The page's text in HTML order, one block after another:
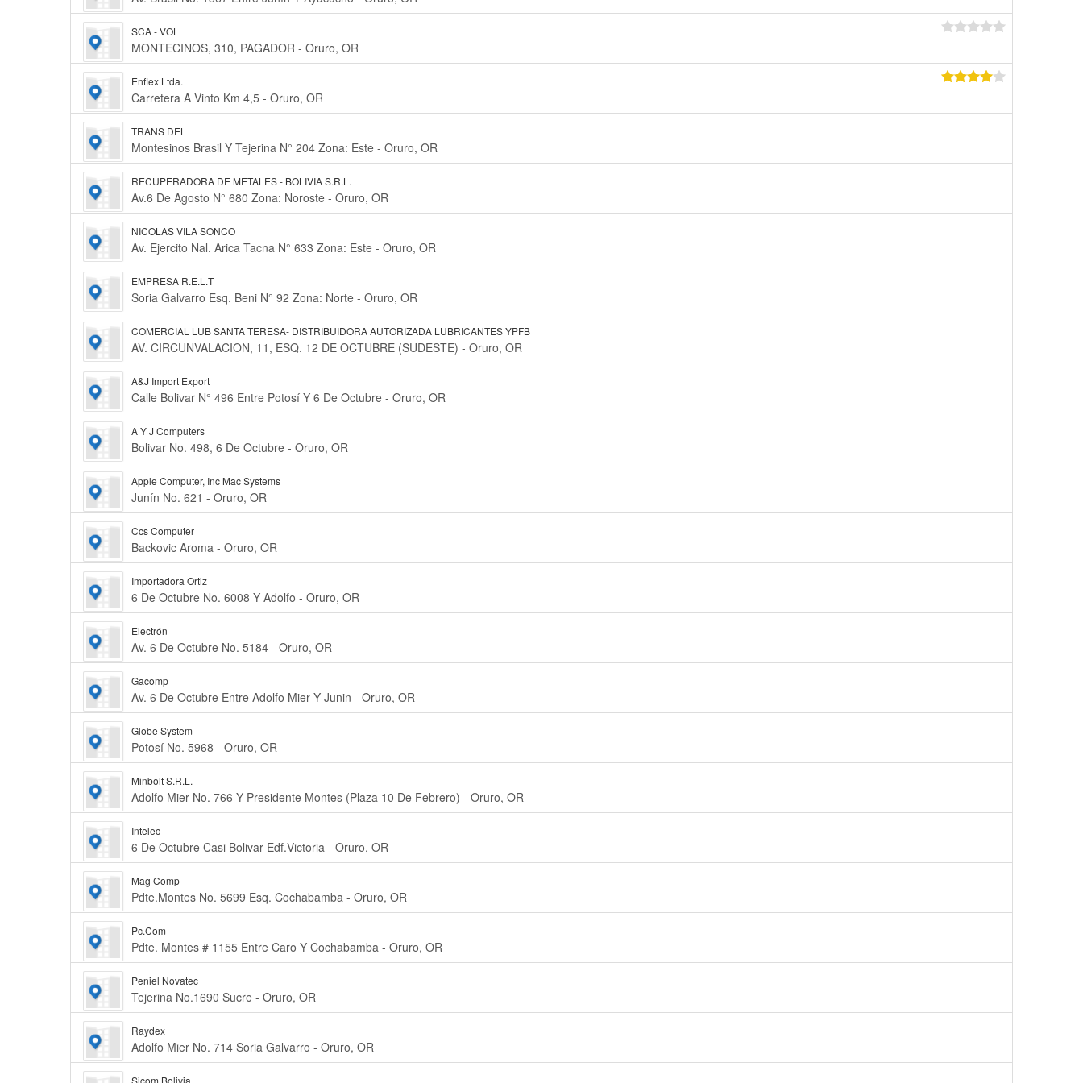
SCA - VOL
MONTECINOS, 310, PAGADOR - Oruro, OR
Enflex Ltda.
Carretera A Vinto Km 4,5 - Oruro, OR
TRANS DEL
Montesinos Brasil Y Tejerina N° 204 Zona: Este - Oruro, OR
RECUPERADORA DE METALES - BOLIVIA S.R.L.
Av.6 De Agosto N° 680 Zona: Noroste - Oruro, OR
NICOLAS VILA SONCO
Av. Ejercito Nal. Arica Tacna N° 633 Zona: Este - Oruro, OR
EMPRESA R.E.L.T
Soria Galvarro Esq. Beni N° 92 Zona: Norte - Oruro, OR
COMERCIAL LUB SANTA TERESA- DISTRIBUIDORA AUTORIZADA LUBRICANTES YPFB
AV. CIRCUNVALACION, 11, ESQ. 12 DE OCTUBRE (SUDESTE) - Oruro, OR
A&J Import Export
Calle Bolivar N° 496 Entre Potosí Y 6 De Octubre - Oruro, OR
A Y J Computers
Bolivar No. 498, 6 De Octubre - Oruro, OR
Apple Computer, Inc Mac Systems
Junín No. 621 - Oruro, OR
Ccs Computer
Backovic Aroma - Oruro, OR
Importadora Ortiz
6 De Octubre No. 6008 Y Adolfo - Oruro, OR
Electrón
Av. 6 De Octubre No. 5184 - Oruro, OR
Gacomp
Av. 6 De Octubre Entre Adolfo Mier Y Junin - Oruro, OR
Globe System
Potosí No. 5968 - Oruro, OR
Minbolt S.R.L.
Adolfo Mier No. 766 Y Presidente Montes (Plaza 10 De Febrero) - Oruro, OR
Intelec
6 De Octubre Casi Bolivar Edf.Victoria - Oruro, OR
Mag Comp
Pdte.Montes No. 5699 Esq. Cochabamba - Oruro, OR
Pc.Com
Pdte. Montes # 1155 Entre Caro Y Cochabamba - Oruro, OR
Peniel Novatec
Tejerina No.1690 Sucre - Oruro, OR
Raydex
Adolfo Mier No. 714 Soria Galvarro - Oruro, OR
Sicom Bolivia